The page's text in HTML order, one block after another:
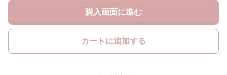
購入画面に進む
カートに追加する